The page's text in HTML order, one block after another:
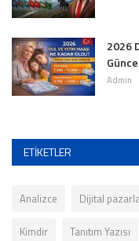
2026
Admin
ETIKETLER
Analizce Dijital
Kimdir Tanıtım Yazısı